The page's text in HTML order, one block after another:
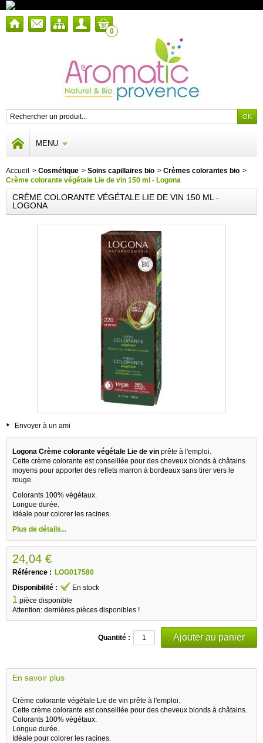
0
MENU
Accueil > Cosmétique > Soins capillaires bio > Crèmes colorantes bio >
Crème colorante végétale Lie de vin 150 ml - Logona
CRÈME COLORANTE VÉGÉTALE LIE DE VIN 150 ML -
LOGONA
Envoyer à un ami
Logona Crème colorante végétale Lie de vin prête à l'emploi.
Cette crème colorante est conseillée pour des cheveux blonds à châtains
moyens pour apporter des reflets marron à bordeaux sans tirer vers le
rouge.
Colorants 100% végétaux.
Longue durée.
Idéale pour colorer les racines.
Plus de détails...
24,04 €
Référence : LOG017580
Disponibilité :
En stock
1 pièce disponible
Attention: dernières pièces disponibles !
Quantité :
En savoir plus
Crème colorante végétale Lie de vin prête à l'emploi.
Cette crème colorante est conseillée pour des cheveux blonds à châtains.
Colorants 100% végétaux.
Longue durée.
Idéale pour colorer les racines.